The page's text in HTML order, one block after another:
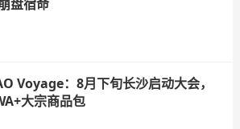
盘宿命
Voyage：8月下旬长沙启动大会，
大宗商品包